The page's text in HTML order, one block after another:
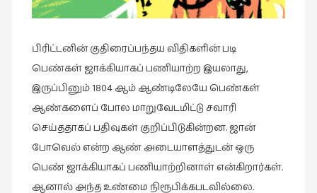
இலக்கியம்
இயற்கை
இலக்கியம்
இன்னொரு
கவிதை
பிரிட்டனின் குதிரைப்பந்தய விதிகளின் படி
பெண்கள் ஜாக்கியாகப் பணியாற்ற இயலாது,
இருப்பினும் 1804 ஆம் ஆண்டிலேயே பெண்கள்
ஆண்களைப் போல மாறுவேடமிட்டு சவாரி
செய்ததாகப் பதிவுகள் குறிப்பிடுகின்றன. ஜான்
போவெல் என்ற ஆண் அடையாளத்துடன் ஒரு
பெண் ஜாக்கியாகப் பணியாற்றினாள் என்கிறார்கள்.
ஆனால் அந்த உண்மை நிரூபிக்கபடவில்லை.